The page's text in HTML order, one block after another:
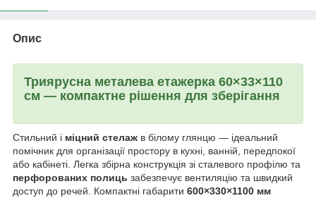
Опис
Триярусна металева етажерка 60×33×110
см — компактне рішення для зберігання
Стильний і міцний стелаж в білому глянцю — ідеальний
помічник для організації простору в кухні, ванній, передпокої
або кабінеті. Легка збірна конструкція зі сталевого профілю та
перфорованих полиць забезпечує вентиляцію та швидкий
доступ до речей. Компактні габарити 600×330×1100 мм